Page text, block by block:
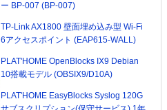
ー BP-007 (BP-007)
TP-Link AX1800 壁面埋め込み型 Wi-Fi
6アクセスポイント (EAP615-WALL)
PLAT'HOME OpenBlocks IX9 Debian
10搭載モデル (OBSIX9/D10A)
PLAT'HOME EasyBlocks Syslog 120G